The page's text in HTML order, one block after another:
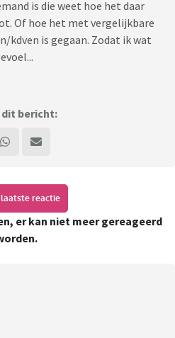
is die weet hoe het daar
Of hoe het met vergelijkbare
kdven is gegaan. Zodat ik wat
dit bericht:
laatste reactie
er kan niet meer gereageerd